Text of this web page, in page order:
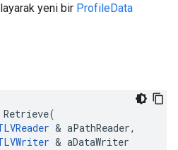
yeni bir ProfileData
Retrieve(
& aPathReader,
& aDataWriter